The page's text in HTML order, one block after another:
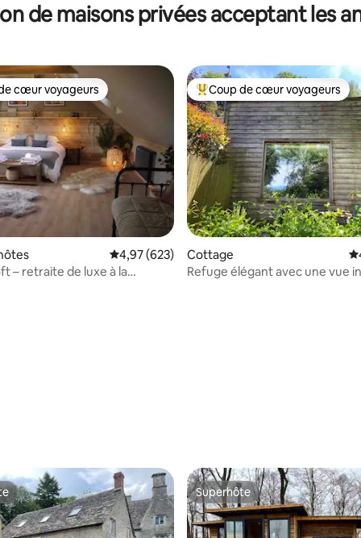
de maisons privées acceptant les
base de 143 commentaires : 4,97 sur 5
cœur voyageurs les plus appréciés
cœur voyageurs
Évaluation moyenne sur la base de 623
4,97 (623)
– retraite de luxe à la
Coups de cœur voyageurs les
Coup de cœur voyageurs
Cottage
Refuge élégant avec une vue
Superhôte
Superhôte